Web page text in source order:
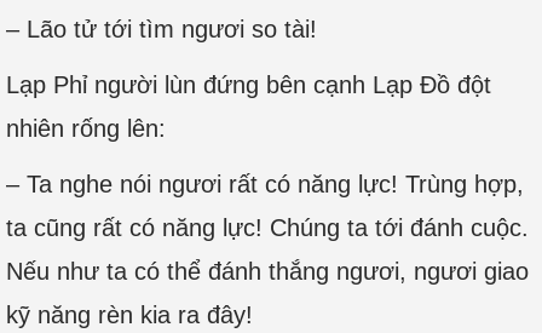
– Lão tử tới tìm ngươi so tài!
Lạp Phỉ người lùn đứng bên cạnh Lạp Đồ đột
nhiên rống lên:
– Ta nghe nói ngươi rất có năng lực! Trùng hợp,
ta cũng rất có năng lực! Chúng ta tới đánh cuộc.
Nếu như ta có thể đánh thắng ngươi, ngươi giao
kỹ năng rèn kia ra đây!